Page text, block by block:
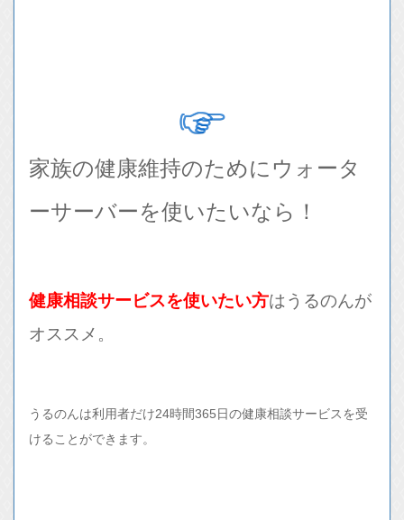
家族の健康維持のためにウォータ
ーサーバーを使いたいなら！
健康相談サービスを使いたい方はうるのんが
オススメ。
うるのんは利用者だけ24時間365日の健康相談サービスを受
けることができます。